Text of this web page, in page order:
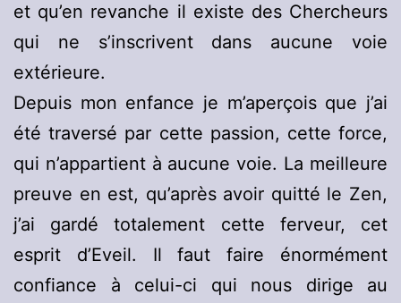
et qu’en revanche il existe des Chercheurs
qui ne s’inscrivent dans aucune voie
extérieure.
Depuis mon enfance je m’aperçois que j’ai
été traversé par cette passion, cette force,
qui n’appartient à aucune voie. La meilleure
preuve en est, qu’après avoir quitté le Zen,
j’ai gardé totalement cette ferveur, cet
esprit d’Eveil. Il faut faire énormément
confiance à celui-ci qui nous dirige au